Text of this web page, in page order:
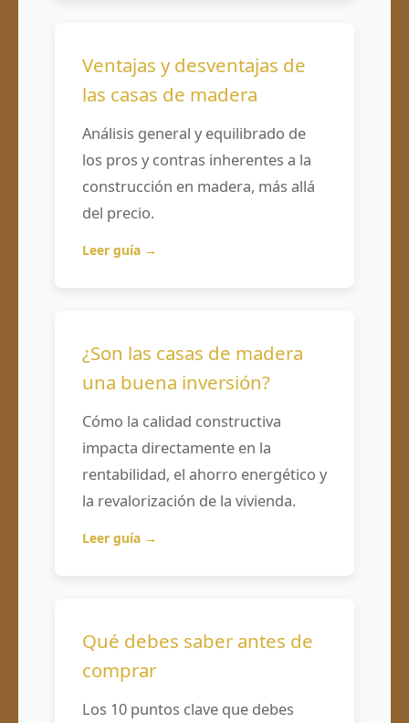
Ventajas y desventajas de
las casas de madera
Análisis general y equilibrado de
los pros y contras inherentes a la
construcción en madera, más allá
del precio.
Leer guía →
¿Son las casas de madera
una buena inversión?
Cómo la calidad constructiva
impacta directamente en la
rentabilidad, el ahorro energético y
la revalorización de la vivienda.
Leer guía →
Qué debes saber antes de
comprar
Los 10 puntos clave que debes